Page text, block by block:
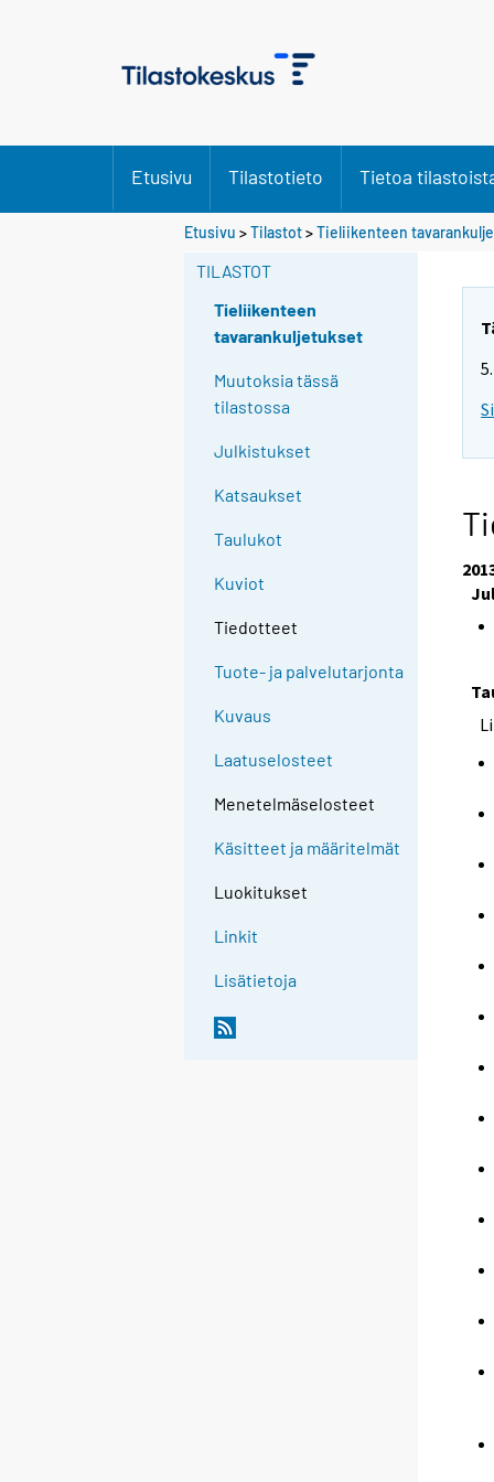
Etusivu Tilastotieto Tietoa
Etusivu >Tilastot>Tieliikenteen
TILASTOT
Tieliikenteen
tavarankuljetukset
Muutoksia tässä
tilastossa
Julkistukset
Katsaukset
Taulukot
Kuviot
Tiedotteet
Tuote- ja palvelutarjonta
Kuvaus
Laatuselosteet
Menetelmäselosteet
Käsitteet ja määritelmät
Luokitukset
Linkit
Lisätietoja